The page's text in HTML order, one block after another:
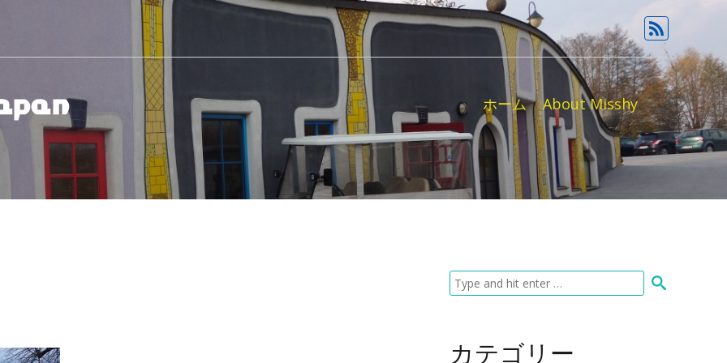
ホーム About Misshy
カテゴリー